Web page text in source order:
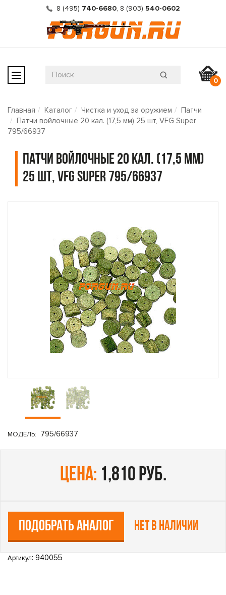
8 (495) 740-6680, 8 (903) 540-0602
0
Главная Каталог Чистка и уход за оружием
Патчи
Патчи войлочные 20 кал. (17,5 мм) 25 шт, VFG Super
795/66937
Патчи войлочные 20 кал. (17,5 мм)
25 шт, VFG Super 795/66937
МОДЕЛЬ: 795/66937
цена: 1,810 руб.
ПОДОБРАТЬ АНАЛОГ Нет в наличии
Артикул: 940055